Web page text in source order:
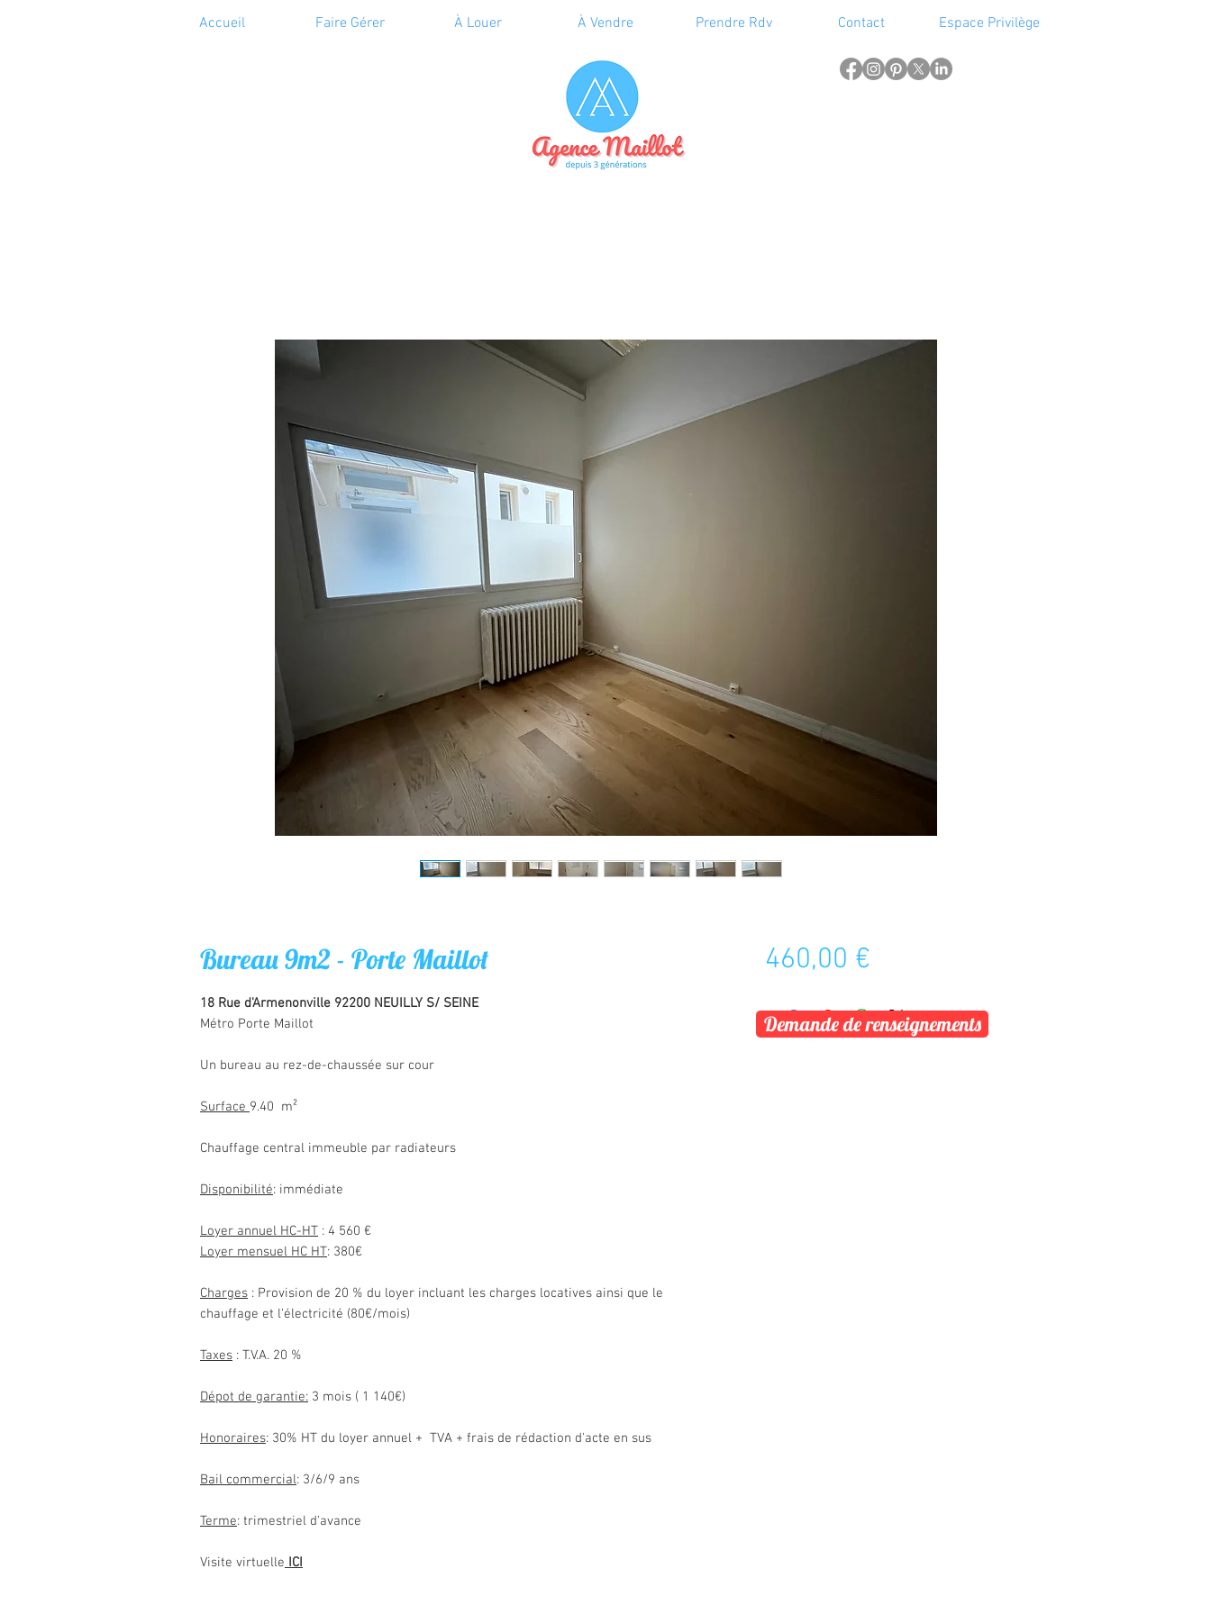
Accueil Faire Gérer À Louer À Vendre Prendre Rdv Contact Espace Privilège
Bureau 9m2 - Porte Maillot
18 Rue d'Armenonville 92200 NEUILLY S/ SEINE
Métro Porte Maillot
Un bureau au rez-de-chaussée sur cour
Surface 9.40 m²
Chauffage central immeuble par radiateurs
Disponibilité: immédiate
Loyer annuel HC-HT : 4 560 €
Loyer mensuel HC HT: 380€
Charges : Provision de 20 % du loyer incluant les charges locatives ainsi que le
chauffage et l'électricité (80€/mois)
Taxes : T.V.A. 20 %
Dépot de garantie: 3 mois ( 1 140€)
Honoraires: 30% HT du loyer annuel + TVA + frais de rédaction d'acte en sus
Bail commercial: 3/6/9 ans
Terme: trimestriel d'avance
Visite virtuelle ICI
460,00 €Prix
Demande de renseignements